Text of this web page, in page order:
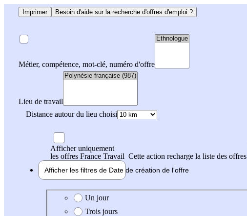
Imprimer Besoin d'aide sur la recherche d'offres d'emploi ?
Métier, compétence, mot-clé, numéro d'offre
Lieu de travail
Distance autour du lieu choisi
Afficher uniquement
les offres France Travail Cette action recharge la liste des offres
Afficher les filtres de Date de création de l'offre
Date de création de l'offre
Un jour
Trois jours